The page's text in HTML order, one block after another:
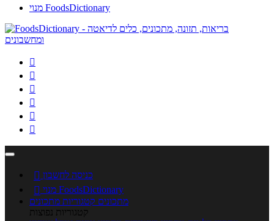
מנוי FoodsDictionary






 כניסה לחשבון

מנוי FoodsDictionary
מתכונים קטגוריות מתכונים
קטגוריות נפוצות